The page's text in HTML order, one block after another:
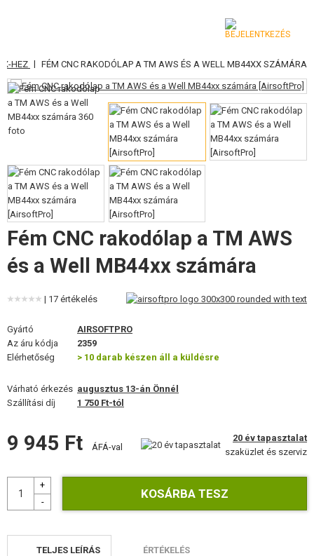
KATEGÓRIA
AIRSOFT FEGYVEREK
LÉGFEGYVEREK, CSÚZLIK
GRÁNÁTVETŐK, GRÁNÁTOK
LÖVEDÉK, GÁZ
TÁRAK
SZEMÜVEGEK, MASZKOK
ÁLCÁZÁS, FESTÉK, SZALAG
RÁDIÓS, FEJHALLGATÓ, KAMERÁK
PÓTALKATRÉSZEK FEGYVEREKHEZ
FEGYVER JAVÍTÁS ÉS KARBANTARTÁS
ÖNVÉDELMI FELSZERELÉSEK, KÉPZÉS, KÉSEK
HEZ | FÉM CNC RAKODÓLAP A TM AWS ÉS A WELL MB44XX SZÁMÁRA
Fém CNC rakodólap a TM AWS
és a Well MB44xx számára
| 17 értékelés
Gyártó
AIRSOFTPRO
Az áru kódja
2359
Elérhetőség
> 10 darab készen áll a küldésre
Várható érkezés augusztus 13-án Önnél
Szállítási díj
1 750 Ft-tól
9 945 Ft ÁFÁ-val
20 év tapasztalat
szaküzlet és szerviz
TELJES LEÍRÁS ÉRTÉKELÉS